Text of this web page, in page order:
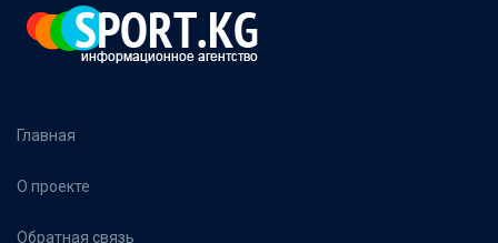
Главная
О проекте
Обратная связь